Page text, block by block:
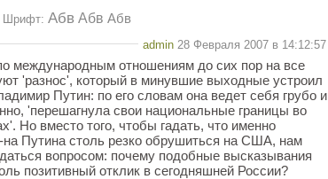
Шрифт: Абв Абв Абв
admin 28 Февраля 2007 в 14:12:57
международным отношениям до сих пор на все
'разнос', который в минувшие выходные устроил
Путин: по его словам она ведет себя грубо и
'перешагнула свои национальные границы во
Но вместо того, чтобы гадать, что именно
на Путина столь резко обрушиться на США, нам
вопросом: почему подобные высказывания
позитивный отклик в сегодняшней России?